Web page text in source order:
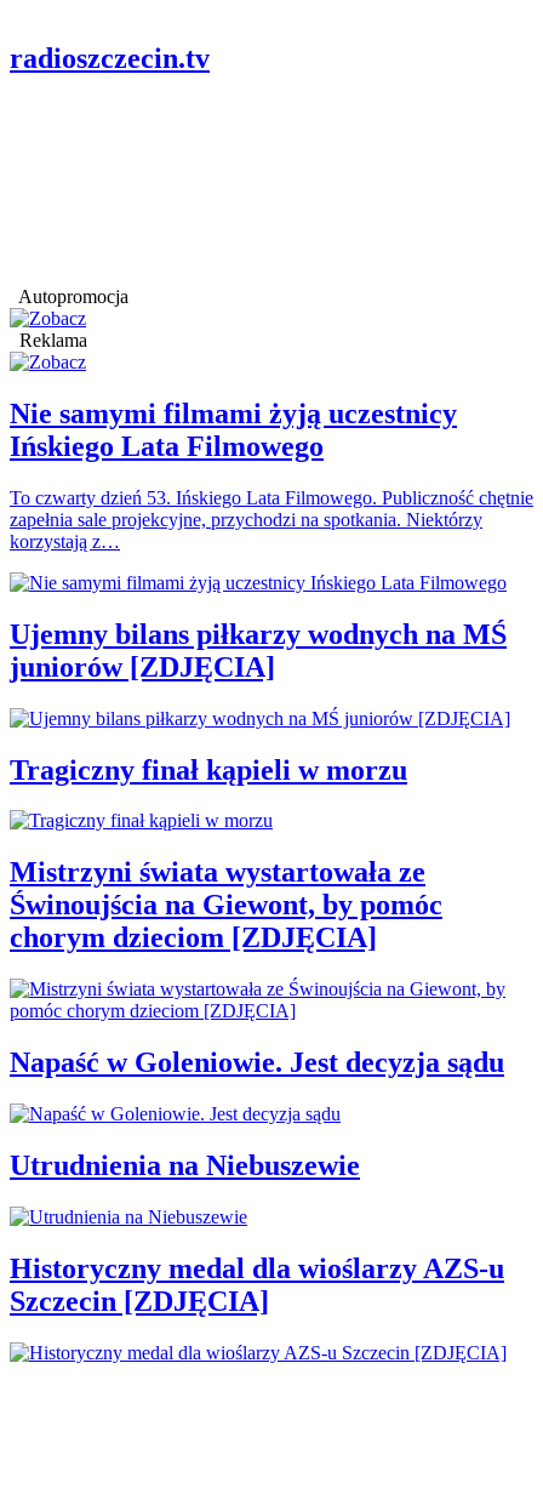
radioszczecin.tv
Autopromocja
Reklama
Nie samymi filmami żyją uczestnicy
Ińskiego Lata Filmowego
To czwarty dzień 53. Ińskiego Lata Filmowego. Publiczność chętnie
zapełnia sale projekcyjne, przychodzi na spotkania. Niektórzy
korzystają z…
Ujemny bilans piłkarzy wodnych na MŚ
juniorów [ZDJĘCIA]
Tragiczny finał kąpieli w morzu
Mistrzyni świata wystartowała ze
Świnoujścia na Giewont, by pomóc
chorym dzieciom [ZDJĘCIA]
Napaść w Goleniowie. Jest decyzja sądu
Utrudnienia na Niebuszewie
Historyczny medal dla wioślarzy AZS-u
Szczecin [ZDJĘCIA]